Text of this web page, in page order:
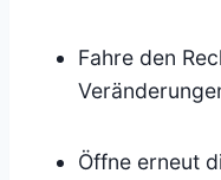
Fahre den
Öffne erneut